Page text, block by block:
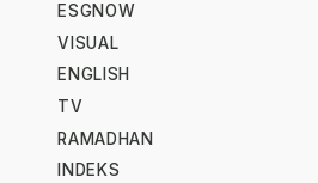
ESGNOW
VISUAL
ENGLISH
TV
RAMADHAN
INDEKS